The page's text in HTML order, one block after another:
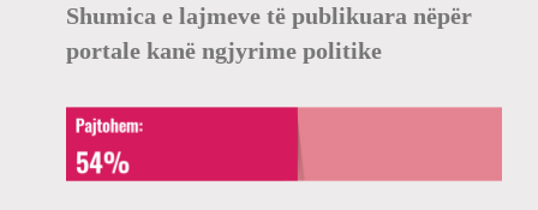
Shumica e lajmeve të publikuara nëpër
portale kanë ngjyrime politike